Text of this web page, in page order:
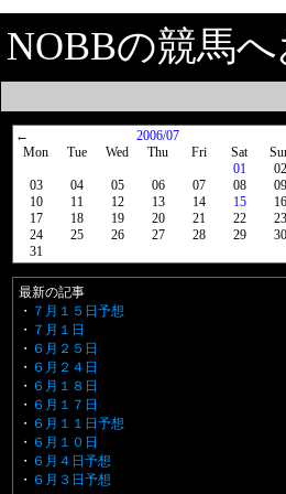
NOBBの競馬
←
2006/07
Mon
Tue Wed Thu Fri Sat
01
02
03
04 05 06 07 08
09
10
11 12 13 14 15
16
17
18 19 20 21 22
23
24
25 26 27 28 29
30
31
最新の記事
・ ７月１５日予想
・ ７月１日
・ ６月２５日
・ ６月２４日
・ ６月１８日
・ ６月１７日
・ ６月１１日予想
・ ６月１０日
・ ６月４日予想
・ ６月３日予想